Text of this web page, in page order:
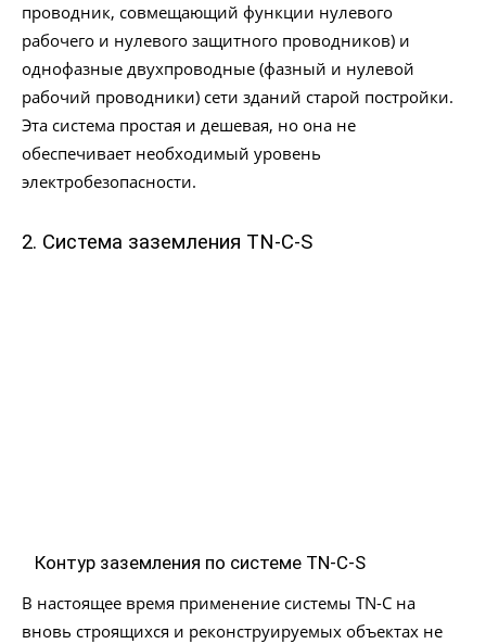
проводник, совмещающий функции нулевого
рабочего и нулевого защитного проводников) и
однофазные двухпроводные (фазный и нулевой
рабочий проводники) сети зданий старой постройки.
Эта система простая и дешевая, но она не
обеспечивает необходимый уровень
электробезопасности.
2. Система заземления TN-C-S
Контур заземления по системе TN-C-S
В настоящее время применение системы TN-C на
вновь строящихся и реконструируемых объектах не